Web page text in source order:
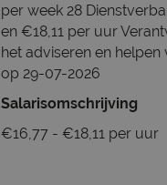
per week 28
en €18,11 per uur
het adviseren en
op 29-07-2026
Salarisomschrijving
€16,77 - €18,11 per uur